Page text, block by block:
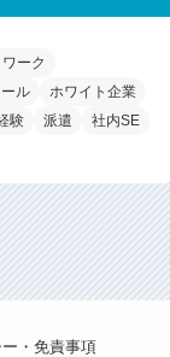
ーク
ル
ホワイト企業
験 派遣
社内SE
・免責事項